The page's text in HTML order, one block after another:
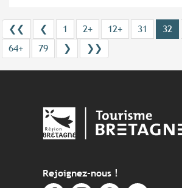
❮❮ ❮ 1 2+ 12+ 31 32
64+
79 ❯ ❯❯
Rejoignez-nous !